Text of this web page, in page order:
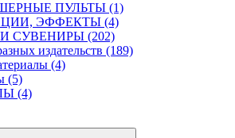
ПУЛЬТЫ (1)
ЭФФЕКТЫ (4)
СУВЕНИРЫ (202)
издательств (189)
(4)
(5)
(4)